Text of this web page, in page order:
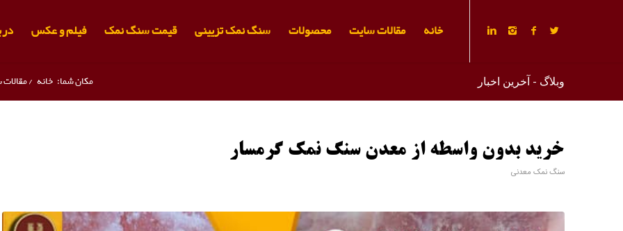
خانه مقالات سایت محصولات سنگ نمک تزیینی قیمت سنگ نمک فیلم و عکس
وبلاگ - آخرین اخبار مکان شما: خانه /
خرید بدون واسطه از معدن سنگ نمک گرمسار
سنگ نمک معدنی